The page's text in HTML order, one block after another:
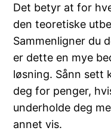
Det betyr at for
den teoretiske
Sammenligner du
er dette en mye
løsning. Sånn sett
deg for penger,
underholde deg
annet vis.